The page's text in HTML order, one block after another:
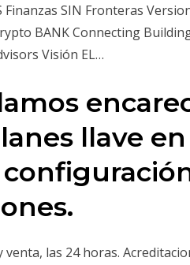
Finanzas SIN Fronteras
BANK Connecting
Visión EL…
llave
las 24 horas.